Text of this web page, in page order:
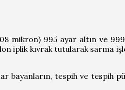
mikron) 995 ayar altın ve
iplik kıvrak tutularak sarma
bayanların, tespih ve